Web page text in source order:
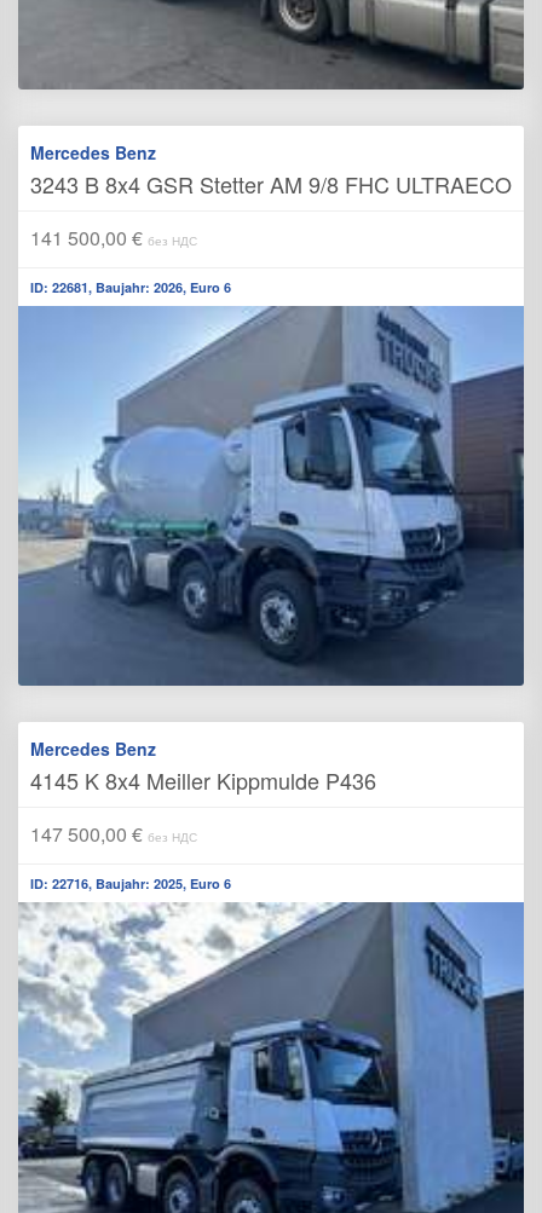
Mercedes Benz
3243 B 8x4 GSR Stetter AM 9/8 FHC ULTRAECO
141 500,00 € без НДС
ID: 22681, Baujahr: 2026, Euro 6
Mercedes Benz
4145 K 8x4 Meiller Kippmulde P436
147 500,00 € без НДС
ID: 22716, Baujahr: 2025, Euro 6